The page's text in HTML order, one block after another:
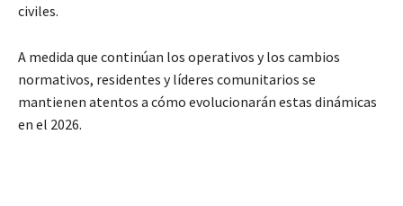
civiles.
A medida que continúan los operativos y los cambios
normativos, residentes y líderes comunitarios se
mantienen atentos a cómo evolucionarán estas dinámicas
en el 2026.